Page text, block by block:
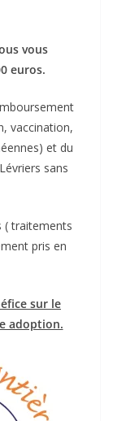
vous
euros.
vaccination,
et du
sans
( traitements
pris en
sur le
adoption.